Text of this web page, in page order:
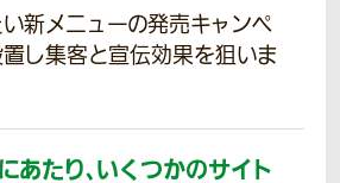
新メニューの発売キャンペ
し集客と宣伝効果を狙いま
あたり、いくつかのサイト